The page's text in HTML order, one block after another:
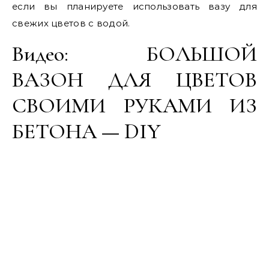
если вы планируете использовать вазу для
свежих цветов с водой.
Видео: БОЛЬШОЙ
ВАЗОН ДЛЯ ЦВЕТОВ
СВОИМИ РУКАМИ ИЗ
БЕТОНА — DIY